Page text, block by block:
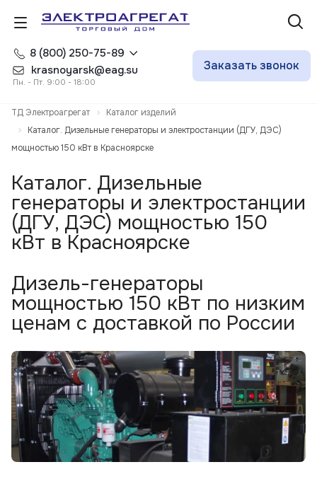
8 (800) 250-75-89
krasnoyarsk@eag.su
Пн. - Пт. 9:00 - 18:00
Заказать звонок
ТД Электроагрегат
Каталог изделий
Каталог. Дизельные генераторы и электростанции (ДГУ, ДЭС)
мощностью 150 кВт в Красноярске
Каталог. Дизельные
генераторы и электростанции
(ДГУ, ДЭС) мощностью 150
кВт в Красноярске
Дизель-генераторы
мощностью 150 кВт по низким
ценам с доставкой по России